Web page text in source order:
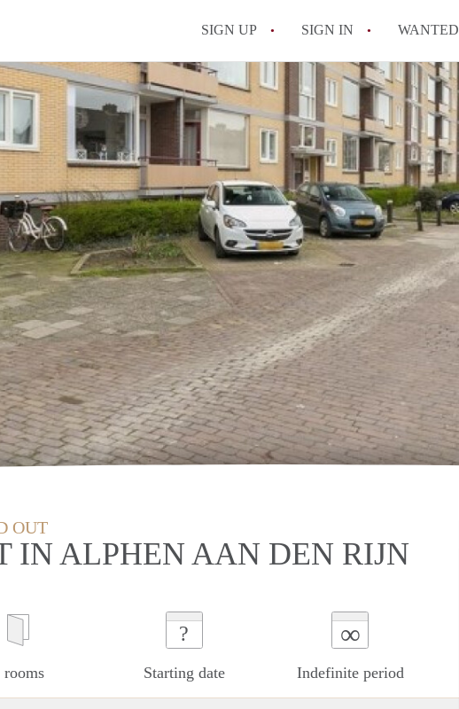
SIGN UP SIGN IN WANTED
OUT
IN ALPHEN AAN DEN RIJN
rooms
?
Starting date
∞
Indefinite period